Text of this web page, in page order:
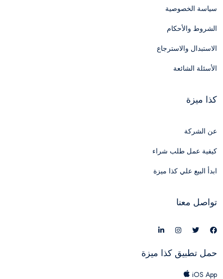
سياسة الخصوصية
الشروط والأحكام
الاستبدال والاسترجاع
الأسئلة الشائعة
كذا ميزة
عن الشركة
كيفية عمل طلب شراء
ابدأ البيع علي كذا ميزة
تواصل معنا
حمل تطبيق كذا ميزة
iOS App